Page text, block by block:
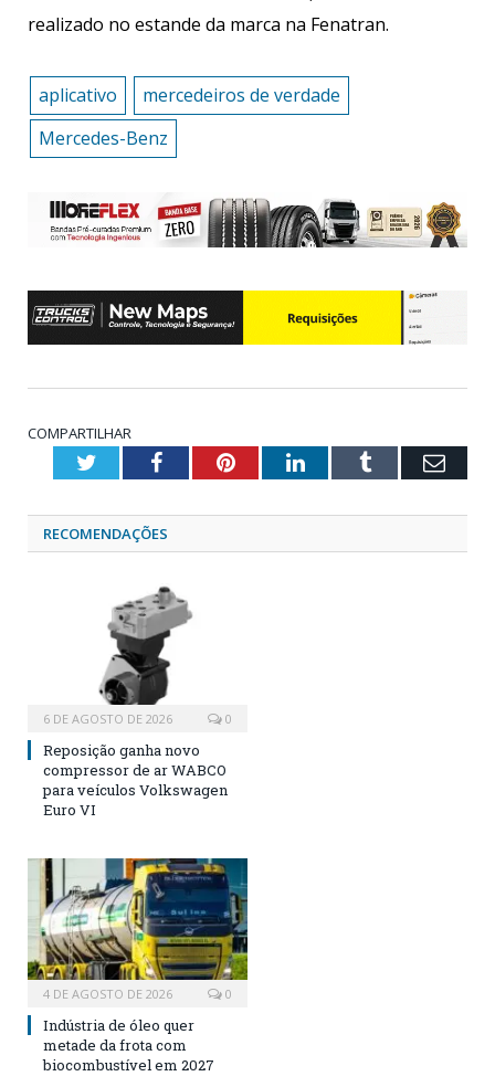
realizado no estande da marca na Fenatran.
aplicativo
mercedeiros de verdade
Mercedes-Benz
COMPARTILHAR
TwitterFacebookPinterestLinkedInTumblr
RECOMENDAÇÕES
6 DE AGOSTO DE 2026 0
Reposição ganha novo
compressor de ar WABCO
para veículos Volkswagen
Euro VI
4 DE AGOSTO DE 2026 0
Indústria de óleo quer
metade da frota com
biocombustível em 2027